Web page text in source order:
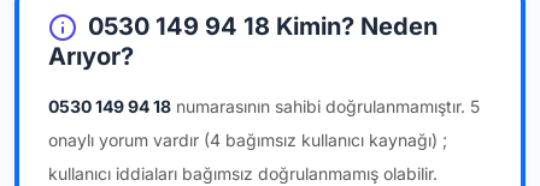
0530 149 94 18 Kimin? Neden
Arıyor?
0530 149 94 18 numarasının sahibi doğrulanmamıştır. 5
onaylı yorum vardır (4 bağımsız kullanıcı kaynağı) ;
kullanıcı iddiaları bağımsız doğrulanmamış olabilir.